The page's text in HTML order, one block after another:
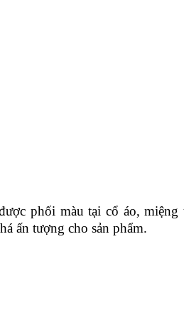
phối màu tại cổ áo, miệng
ấn tượng cho sản phẩm.